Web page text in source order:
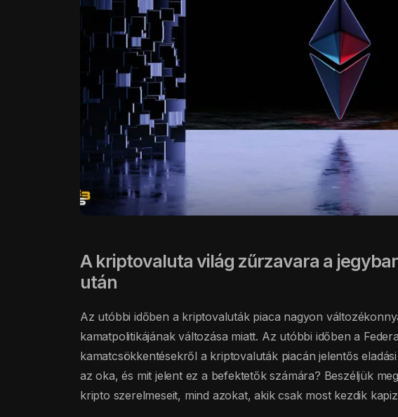
A kriptovaluta világ zűrzavara a
után
Az utóbbi időben a kriptovaluták piaca nagyon
kamatpolitikájának változása miatt. Az utóbbi időben a
kamatcsökkentésekről a kriptovaluták piacán jelentős
az oka, és mit jelent ez a befektetők számára? Beszéljük
kripto szerelmeseit, mind azokat, akik csak most kezdik